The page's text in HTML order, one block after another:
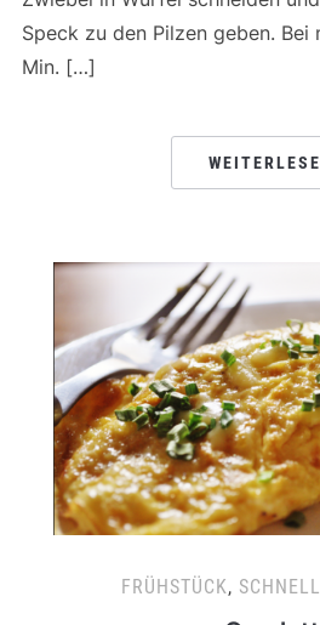
Speck zu den Pilzen geben.
Min. […]
FRÜHSTÜCK,